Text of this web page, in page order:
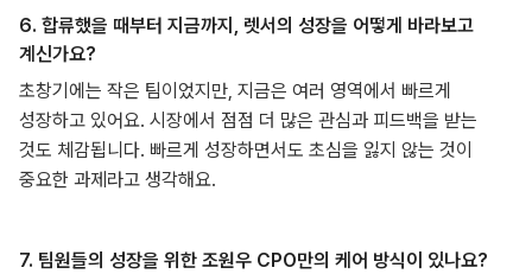
6. 합류했을 때부터 지금까지, 렛서의 성장을 어떻게 바라보고
계신가요?
초창기에는 작은 팀이었지만, 지금은 여러 영역에서 빠르게
성장하고 있어요. 시장에서 점점 더 많은 관심과 피드백을 받는
것도 체감됩니다. 빠르게 성장하면서도 초심을 잃지 않는 것이
중요한 과제라고 생각해요.
7. 팀원들의 성장을 위한 조원우 CPO만의 케어 방식이 있나요?